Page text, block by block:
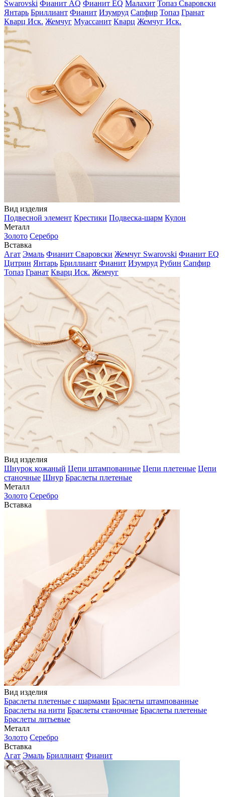
Swarovski Фианит AQ Фианит EQ Малахит Топаз Сваровски
Янтарь Бриллиант Фианит Изумруд Сапфир Топаз Гранат
Кварц Иск. Жемчуг Муассанит Кварц Жемчуг Иск.
Вид изделия
Подвесной элемент Крестики Подвеска-шарм Кулон
Металл
Золото Серебро
Вставка
Агат Эмаль Фианит Сваровски Жемчуг Swarovski Фианит EQ
Цитрин Янтарь Бриллиант Фианит Изумруд Рубин Сапфир
Топаз Гранат Кварц Иск. Жемчуг
Вид изделия
Шнурок кожаный Цепи штампованные Цепи плетеные Цепи
станочные Шнур Браслеты плетеные
Металл
Золото Серебро
Вставка
Вид изделия
Браслеты плетеные с шармами Браслеты штампованные
Браслеты на нити Браслеты станочные Браслеты плетеные
Браслеты литьевые
Металл
Золото Серебро
Вставка
Агат Эмаль Бриллиант Фианит